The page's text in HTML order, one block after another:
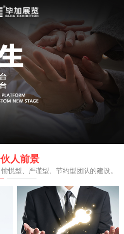
人前景
悦型、严谨型、节约型团队的建设。